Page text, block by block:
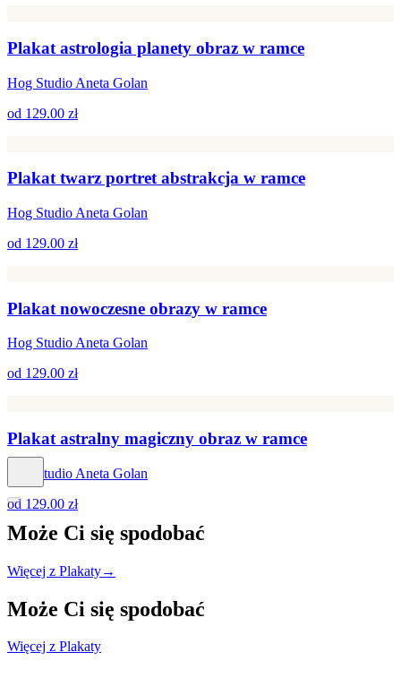
Plakat astrologia planety obraz w ramce
Hog Studio Aneta Golan
od 129.00 zł
Plakat twarz portret abstrakcja w ramce
Hog Studio Aneta Golan
od 129.00 zł
Plakat nowoczesne obrazy w ramce
Hog Studio Aneta Golan
od 129.00 zł
Plakat astralny magiczny obraz w ramce
Hog Studio Aneta Golan
od 129.00 zł
Może Ci się spodobać
Więcej z Plakaty→
Może Ci się spodobać
Więcej z Plakaty